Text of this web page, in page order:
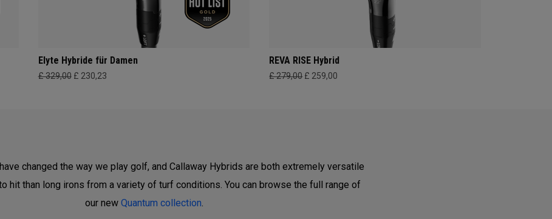
Elyte Hybride für Damen
£ 329,00 £ 230,23
REVA RISE Hybrid
£ 279,00 £ 259,00
changed the way we play golf, and Callaway Hybrids are both extremely versatile
hit than long irons from a variety of turf conditions. You can browse the full range of
our new Quantum collection.